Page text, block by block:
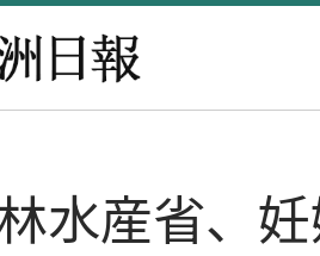
水産省、